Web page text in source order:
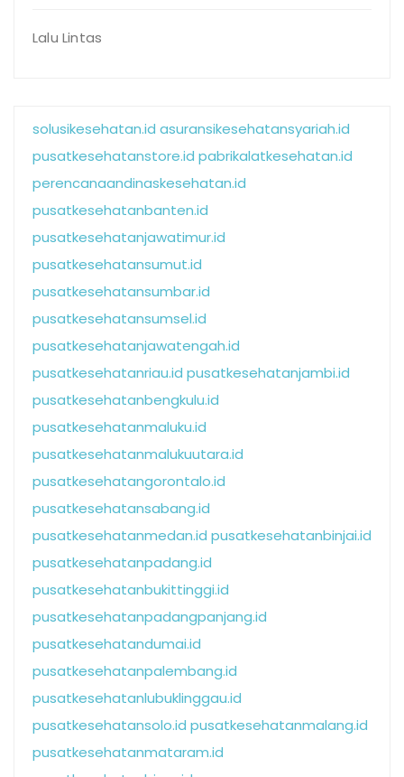
Lalu Lintas
solusikesehatan.id asuransikesehatansyariah.id
pusatkesehatanstore.id pabrikalatkesehatan.id
perencanaandinaskesehatan.id
pusatkesehatanbanten.id
pusatkesehatanjawatimur.id
pusatkesehatansumut.id
pusatkesehatansumbar.id
pusatkesehatansumsel.id
pusatkesehatanjawatengah.id
pusatkesehatanriau.id pusatkesehatanjambi.id
pusatkesehatanbengkulu.id
pusatkesehatanmaluku.id
pusatkesehatanmalukuutara.id
pusatkesehatangorontalo.id
pusatkesehatansabang.id
pusatkesehatanmedan.id pusatkesehatanbinjai.id
pusatkesehatanpadang.id
pusatkesehatanbukittinggi.id
pusatkesehatanpadangpanjang.id
pusatkesehatandumai.id
pusatkesehatanpalembang.id
pusatkesehatanlubuklinggau.id
pusatkesehatansolo.id pusatkesehatanmalang.id
pusatkesehatanmataram.id